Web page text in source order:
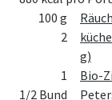
MengeZutat
100 g
2
g)
1
Bio-
1/2 Bund